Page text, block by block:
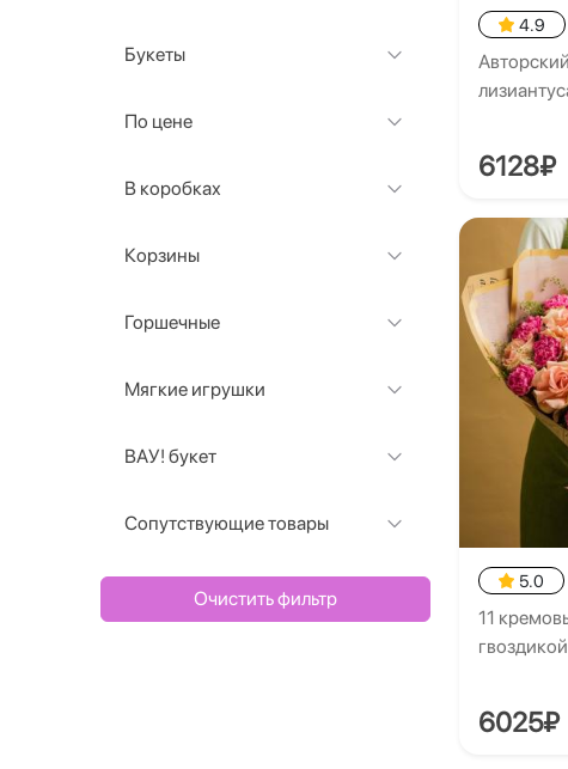
Букеты
По цене
В коробках
Корзины
Горшечные
Мягкие игрушки
ВАУ! букет
Сопутствующие товары
Очистить фильтр
4.9
6128₽
5.0
11
гвоздикой
6025₽